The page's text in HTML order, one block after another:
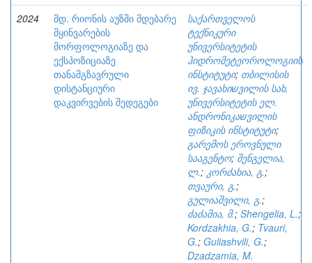
2024
მდ. რიონის აუზში მდებარე
მყინვარების
მორფოლოგიაზე და
ექსპოზიციაზე
თანამგზავრული
დისტანციური
დაკვირვების შედეგები
საქართველოს
ტექნიკური
უნივერსიტეტის
ჰიდრომეტეოროლოგიის
ინსტიტუტი; თბილისის
ივ. ჯავახიשვილის სახ.
უნივერსიტეტის ელ.
ანდრონიკაשვილის
ფიზიკის ინსტიტუტი;
გარემოს ეროვნული
სააგენტო; შენგელია,
ლ.; კორძახია, გ.;
თვაური, გ.;
გულიაშვილი, გ.;
ძაძამია, მ.; Shengelia, L.;
Kordzakhia, G.; Tvauri,
G.; Guliashvili, G.;
Dzadzamia, M.